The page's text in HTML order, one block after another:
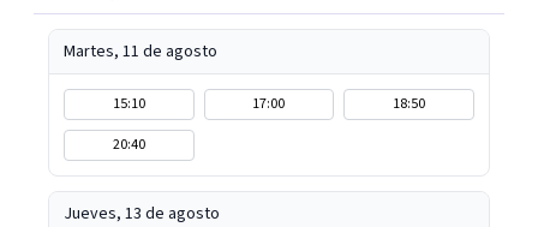
Martes, 11 de agosto
15:10 17:00
18:50
20:40
Jueves, 13 de agosto